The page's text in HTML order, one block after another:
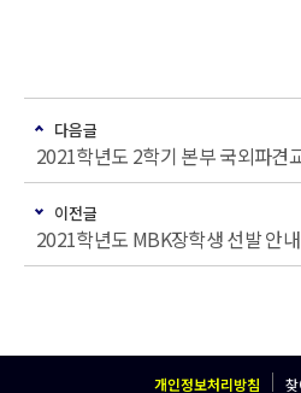
다음글
2021학년도 2학기 본부 국외파견
이전글
2021학년도 MBK장학생 선발 안내
개인정보처리방침